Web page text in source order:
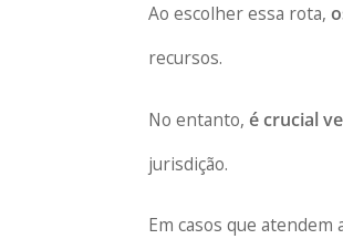
Ao escolher essa rota,
recursos.
No entanto,é crucial
jurisdição.
Em casos que atendem